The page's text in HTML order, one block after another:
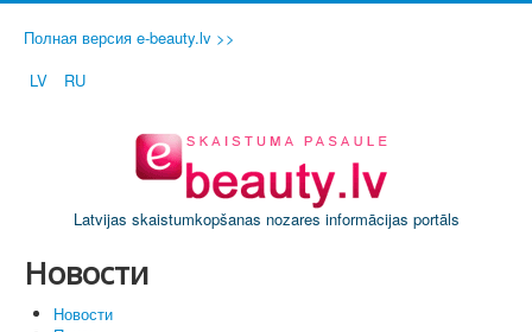
Полная версия e-beauty.lv >>
LV
RU
Latvijas skaistumkopšanas nozares informācijas portāls
Новости
Новости